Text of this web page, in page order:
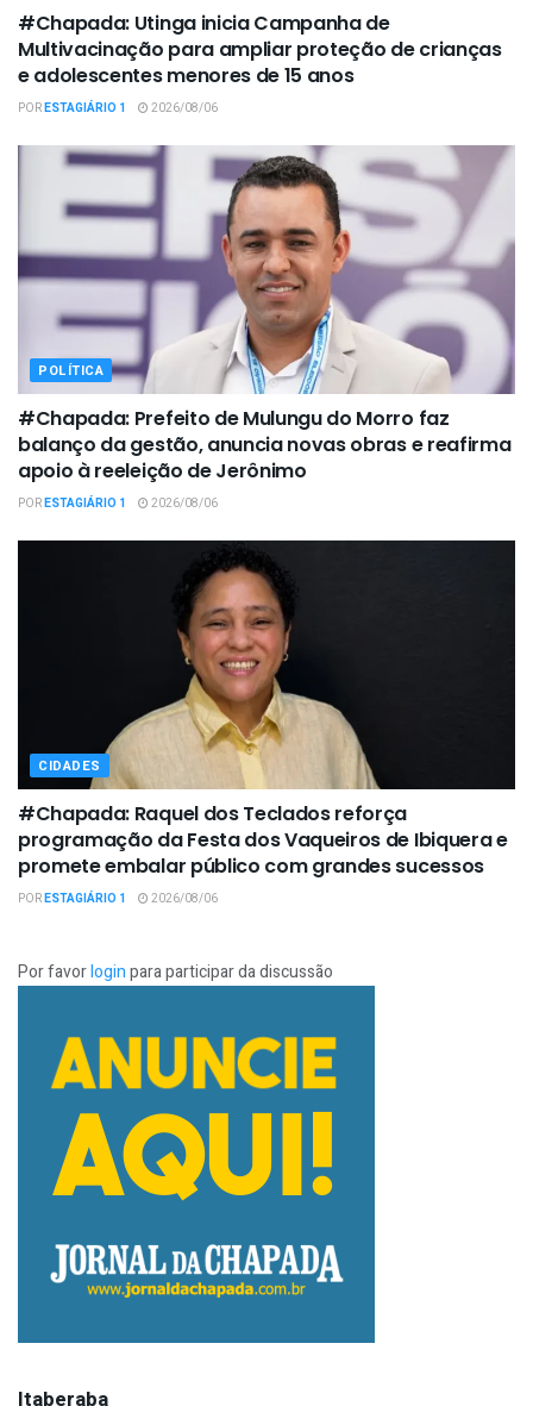
#Chapada: Utinga inicia Campanha de
Multivacinação para ampliar proteção de crianças
e adolescentes menores de 15 anos
PORESTAGIÁRIO 1 2026/08/06
POLÍTICA
#Chapada: Prefeito de Mulungu do Morro faz
balanço da gestão, anuncia novas obras e reafirma
apoio à reeleição de Jerônimo
PORESTAGIÁRIO 1 2026/08/06
CIDADES
#Chapada: Raquel dos Teclados reforça
programação da Festa dos Vaqueiros de Ibiquera e
promete embalar público com grandes sucessos
PORESTAGIÁRIO 1 2026/08/06
Por favorloginpara participar da discussão
Itaberaba